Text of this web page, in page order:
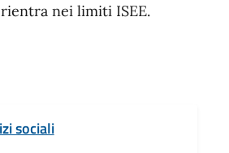
nei limiti ISEE.
sociali